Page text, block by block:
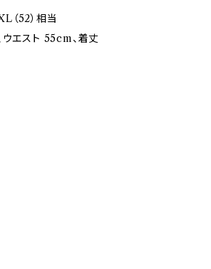
（52）相当
エスト 55cm、着丈